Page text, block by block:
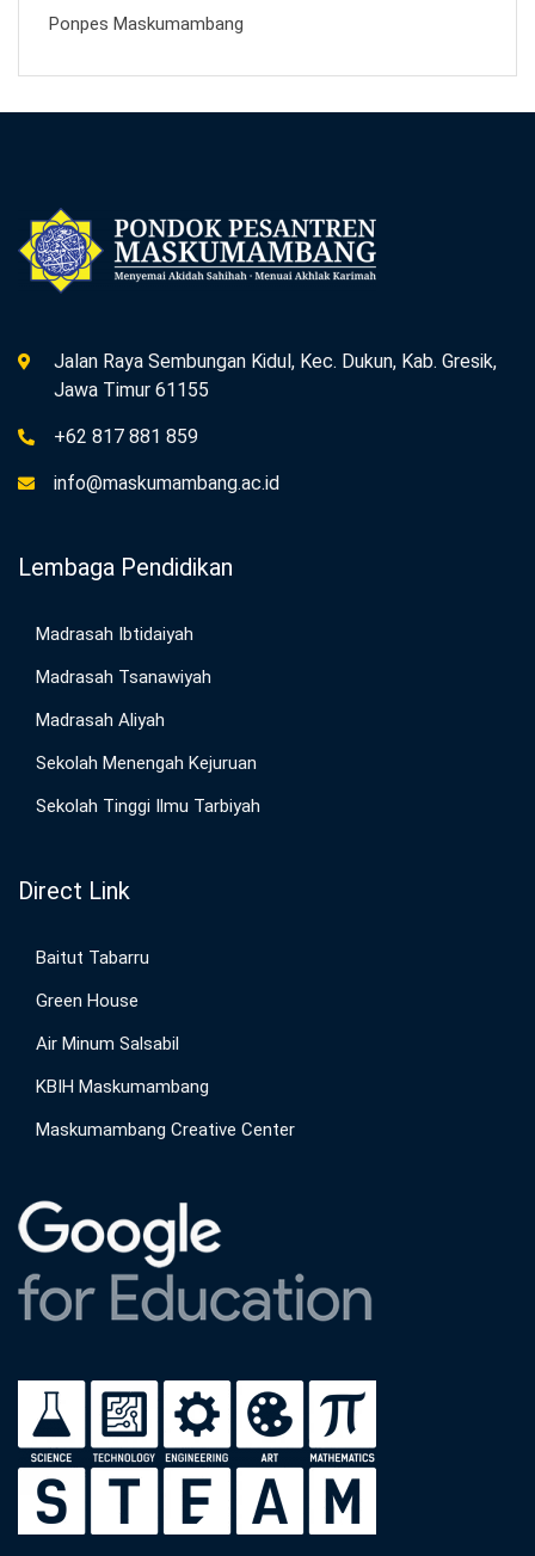
Ponpes Maskumambang
Jalan Raya Sembungan Kidul, Kec. Dukun, Kab. Gresik,
Jawa Timur 61155
+62 817 881 859
info@maskumambang.ac.id
Lembaga Pendidikan
Madrasah Ibtidaiyah
Madrasah Tsanawiyah
Madrasah Aliyah
Sekolah Menengah Kejuruan
Sekolah Tinggi Ilmu Tarbiyah
Direct Link
Baitut Tabarru
Green House
Air Minum Salsabil
KBIH Maskumambang
Maskumambang Creative Center